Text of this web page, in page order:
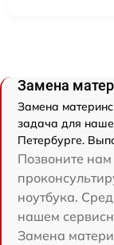
Замена
Замена
задача для
Петербурге.
Позвоните
ноутбука.
нашем
Замена